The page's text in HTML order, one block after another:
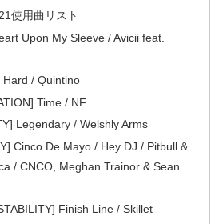
使用曲リスト
Upon My Sleeve / Avicii feat.
/ Quintino
Time / NF
Legendary / Welshly Arms
Cinco De Mayo / Hey DJ / Pitbull &
/ CNCO, Meghan Trainor & Sean
Finish Line / Skillet